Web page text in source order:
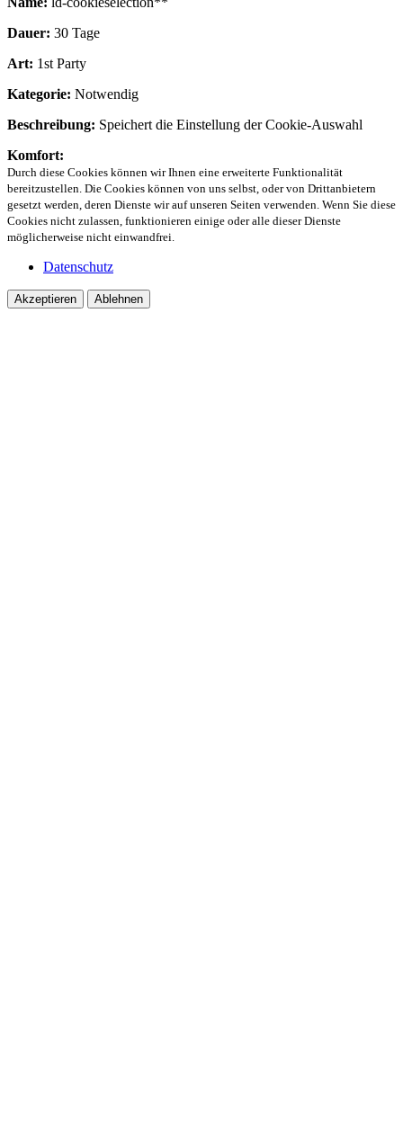
Dauer: 30 Tage
Art: 1st Party
Kategorie: Notwendig
Beschreibung: Speichert die Einstellung der Cookie-Auswahl
Komfort:
Durch diese Cookies können wir Ihnen eine erweiterte Funktionalität
bereitzustellen. Die Cookies können von uns selbst, oder von Drittanbietern
gesetzt werden, deren Dienste wir auf unseren Seiten verwenden. Wenn Sie diese
Cookies nicht zulassen, funktionieren einige oder alle dieser Dienste
möglicherweise nicht einwandfrei.
Datenschutz
Akzeptieren Ablehnen